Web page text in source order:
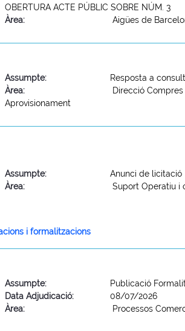
OBERTURA ACTE PÚBLIC SOBRE NÚM. 3
Àrea: Aigües de
Assumpte: Resposta a
Àrea:
Direcció Compres
Aprovisionament
Assumpte:
Anunci de licitació
Àrea:
Suport Operatiu i
i formalitzacions
Assumpte:
Publicació
Data Adjudicació:
08/07/2026
Àrea: Processos